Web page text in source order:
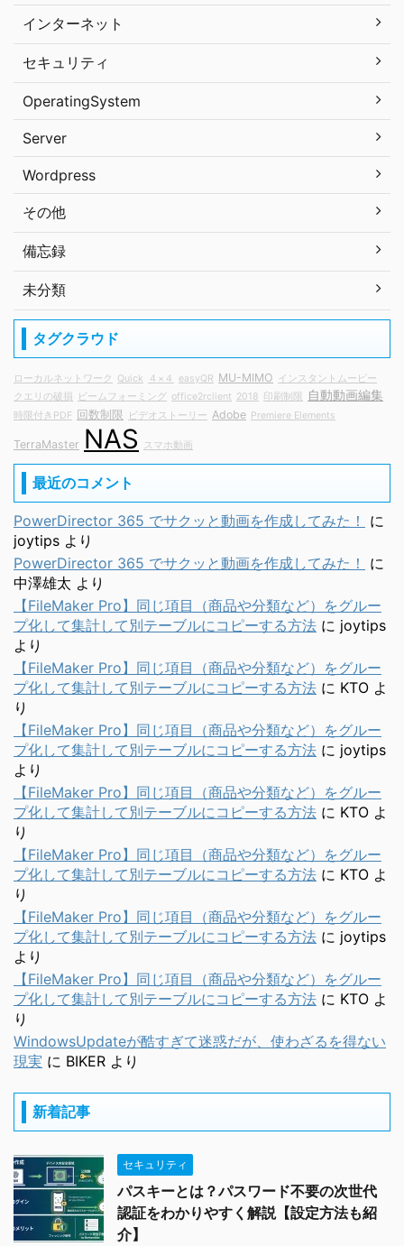
インターネット
セキュリティ
OperatingSystem
Server
Wordpress
その他
備忘録
未分類
タグクラウド
ローカルネットワーク Quick ４×４ easyQR MU-MIMO
インスタントムービー
クエリの破損
ビームフォーミング office2rclient 2018 印刷制限 自動動画編集
時限付きPDF 回数制限 ビデオストーリー Adobe Premiere Elements
TerraMaster NAS スマホ動画
最近のコメント
PowerDirector 365 でサクッと動画を作成してみた！
に
joytips より
PowerDirector 365 でサクッと動画を作成してみた！
に
中澤雄太 より
【FileMaker Pro】同じ項目（商品や分類など）をグルー
プ化して集計して別テーブルにコピーする方法 に joytips
より
【FileMaker Pro】同じ項目（商品や分類など）をグルー
プ化して集計して別テーブルにコピーする方法 に KTO よ
り
【FileMaker Pro】同じ項目（商品や分類など）をグルー
プ化して集計して別テーブルにコピーする方法 に joytips
より
【FileMaker Pro】同じ項目（商品や分類など）をグルー
プ化して集計して別テーブルにコピーする方法 に KTO よ
り
【FileMaker Pro】同じ項目（商品や分類など）をグルー
プ化して集計して別テーブルにコピーする方法 に KTO よ
り
【FileMaker Pro】同じ項目（商品や分類など）をグルー
プ化して集計して別テーブルにコピーする方法 に joytips
より
【FileMaker Pro】同じ項目（商品や分類など）をグルー
プ化して集計して別テーブルにコピーする方法 に KTO よ
り
WindowsUpdateが酷すぎて迷惑だが、使わざるを得ない
現実 に BIKER より
新着記事
セキュリティ
パスキーとは？パスワード不要の次世代
認証をわかりやすく解説【設定方法も紹
介】